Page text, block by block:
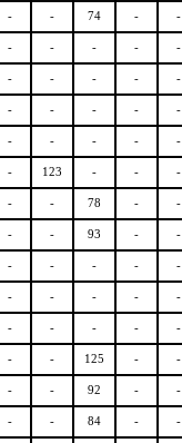
- - 74 - -
- - - - -
- - - - -
- - - - -
- - - - -
- 123 - - -
- - 78 - -
- - 93 - -
- - - - -
- - - - -
- - - - -
- - 125 - -
- - 92 - -
- - 84 - -